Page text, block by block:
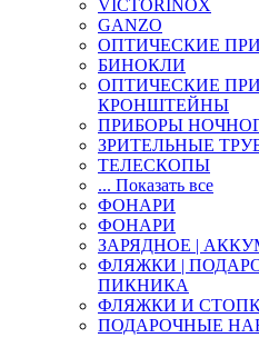
VICTORINOX
GANZO
ОПТИЧЕСКИЕ
БИНОКЛИ
ОПТИЧЕСКИЕ
КРОНШТЕЙНЫ
ПРИБОРЫ
ЗРИТЕЛЬНЫЕ
ТЕЛЕСКОПЫ
... Показать все
ФОНАРИ
ФОНАРИ
ЗАРЯДНОЕ |
ФЛЯЖКИ |
ПИКНИКА
ФЛЯЖКИ И
ПОДАРОЧНЫЕ